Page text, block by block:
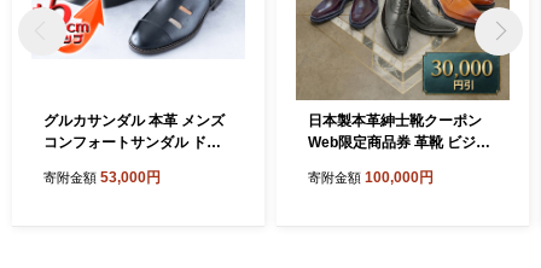
グルカサンダル 本革 メンズ
コンフォートサンダル ドラ
ットシューズ 牛革 ソフトシ
寄附金額 53,000円
日本製本革紳士靴クーポン
Web限定商品券 革靴 ビジネ
北嶋製靴工業所 KITAJIMA
寄附金額 100,000円